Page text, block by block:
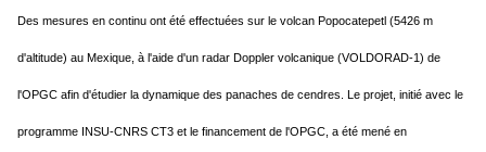
Des mesures en continu ont été effectuées sur le volcan Popocatepetl (5426 m
d'altitude) au Mexique, à l'aide d'un radar Doppler volcanique (VOLDORAD-1) de
l'OPGC afin d'étudier la dynamique des panaches de cendres. Le projet, initié avec le
programme INSU-CNRS CT3 et le financement de l'OPGC, a été mené en